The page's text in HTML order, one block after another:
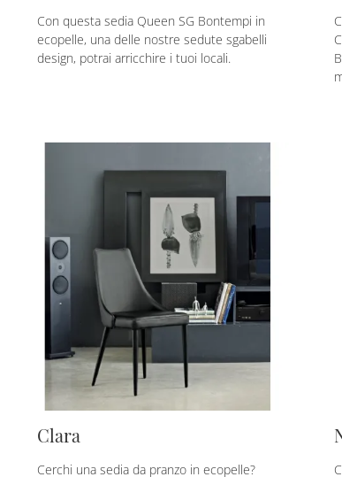
Con questa sedia Queen SG Bontempi in
ecopelle, una delle nostre sedute sgabelli
design, potrai arricchire i tuoi locali.
Clara
Cerchi una sedia da pranzo in ecopelle?